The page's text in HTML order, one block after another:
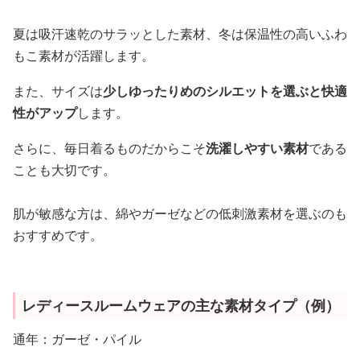
夏は吸汗速乾のサラッとした素材、冬は保温性の高いふわ
もこ素材が活躍します。
また、サイズは少しゆったりめのシルエットを選ぶと快適
性がアップします。
さらに、毎日着るものだからこそ洗濯しやすい素材である
ことも大切です。
肌が敏感な方は、綿やガーゼなどの低刺激素材を選ぶのも
おすすめです。
レディースルームウェアの主な素材タイプ（例）
通年：ガーゼ・パイル